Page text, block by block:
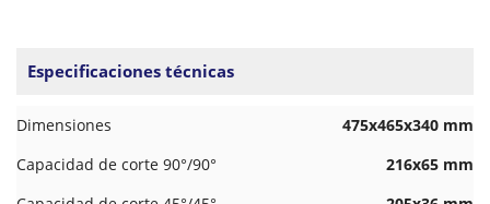
Especificaciones técnicas
Dimensiones
475x465x340 mm
Capacidad de corte 90°/90°
216x65 mm